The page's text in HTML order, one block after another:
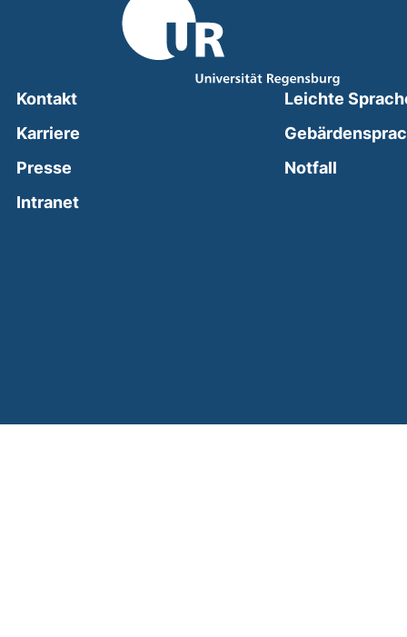
Kontakt
Karriere
Presse
Intranet(external link, opens in a new window)
Leichte
Notfall